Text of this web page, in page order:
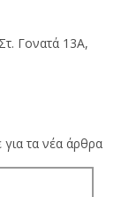
Γονατά 13A,
για τα νέα άρθρα